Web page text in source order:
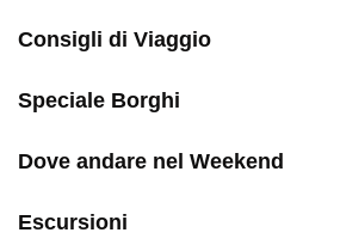
Consigli di Viaggio
Speciale Borghi
Dove andare nel Weekend
Escursioni